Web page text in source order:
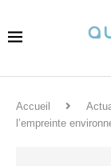
Accueil
l’empreinte